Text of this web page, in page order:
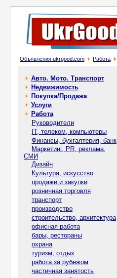
Объявления ukrgood.com Работа
Авто. Мото. Транспорт
Недвижимость
Покупка/Продажа
Услуги
Работа
Руководители
IT, телеком, компьютеры
Финансы, бухгалтерия, банк
Маркетинг, PR, реклама,
СМИ
Дизайн
Культура, искусство
продажи и закупки
розничная торговля
транспорт
производство
строительство, архитектура
офисная работа
бары, рестораны
охрана
туризм, отдых
работа за рубежом
частичная занятость